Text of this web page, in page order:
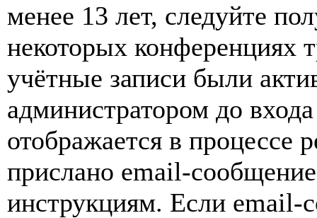
менее 13 лет, следуйте
некоторых конференциях
учётные записи были
администратором до
отображается в процессе
прислано email-
инструкциям. Если email-